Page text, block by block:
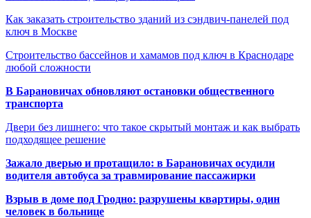
Как заказать строительство зданий из сэндвич-панелей под
ключ в Москве
Строительство бассейнов и хамамов под ключ в Краснодаре
любой сложности
В Барановичах обновляют остановки общественного
транспорта
Двери без лишнего: что такое скрытый монтаж и как выбрать
подходящее решение
Зажало дверью и протащило: в Барановичах осудили
водителя автобуса за травмирование пассажирки
Взрыв в доме под Гродно: разрушены квартиры, один
человек в больнице